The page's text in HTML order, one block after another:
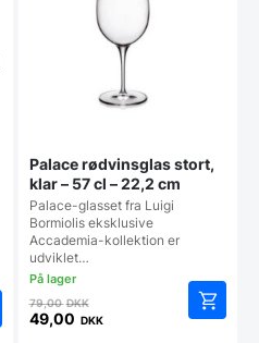
Palace rødvinsglas stort,
klar – 57 cl – 22,2 cm
Palace-glasset fra Luigi
Bormiolis eksklusive
Accademia-kollektion er
udviklet…
79,00DKKDen
oprindelige
49,00 DKK